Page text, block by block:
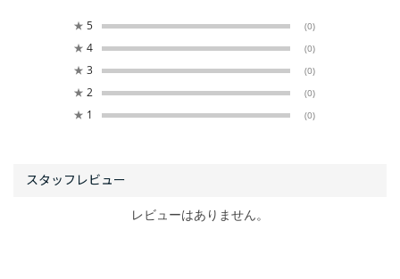
★ 5 (0)
★ 4 (0)
★ 3 (0)
★ 2 (0)
★ 1 (0)
レビューはありません。